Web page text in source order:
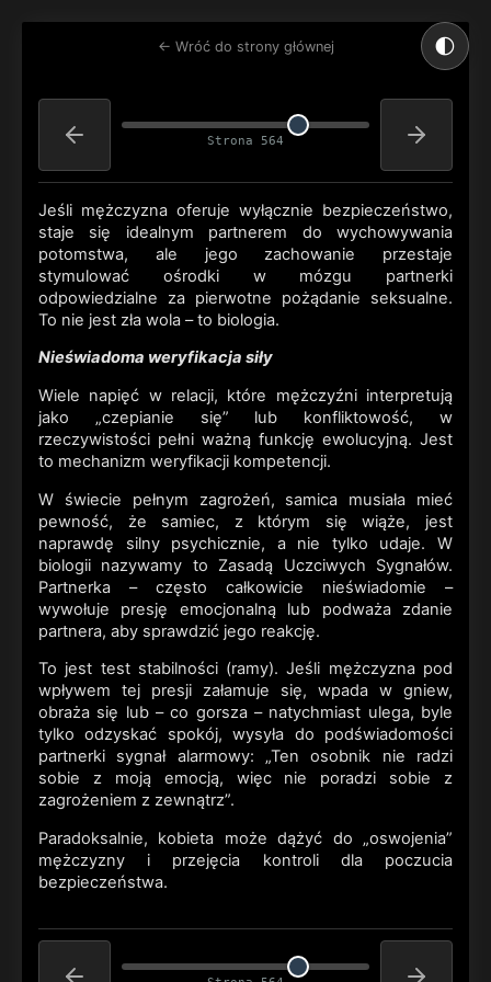
🌓
← Wróć do strony głównej
Strona 564
Jeśli mężczyzna oferuje wyłącznie bezpieczeństwo,
staje się idealnym partnerem do wychowywania
potomstwa, ale jego zachowanie przestaje
stymulować ośrodki w mózgu partnerki
odpowiedzialne za pierwotne pożądanie seksualne.
To nie jest zła wola – to biologia.
Nieświadoma weryfikacja siły
Wiele napięć w relacji, które mężczyźni interpretują
jako „czepianie się” lub konfliktowość, w
rzeczywistości pełni ważną funkcję ewolucyjną. Jest
to mechanizm weryfikacji kompetencji.
W świecie pełnym zagrożeń, samica musiała mieć
pewność, że samiec, z którym się wiąże, jest
naprawdę silny psychicznie, a nie tylko udaje. W
biologii nazywamy to Zasadą Uczciwych Sygnałów.
Partnerka – często całkowicie nieświadomie –
wywołuje presję emocjonalną lub podważa zdanie
partnera, aby sprawdzić jego reakcję.
To jest test stabilności (ramy). Jeśli mężczyzna pod
wpływem tej presji załamuje się, wpada w gniew,
obraża się lub – co gorsza – natychmiast ulega, byle
tylko odzyskać spokój, wysyła do podświadomości
partnerki sygnał alarmowy: „Ten osobnik nie radzi
sobie z moją emocją, więc nie poradzi sobie z
zagrożeniem z zewnątrz”.
Paradoksalnie, kobieta może dążyć do „oswojenia”
mężczyzny i przejęcia kontroli dla poczucia
bezpieczeństwa.